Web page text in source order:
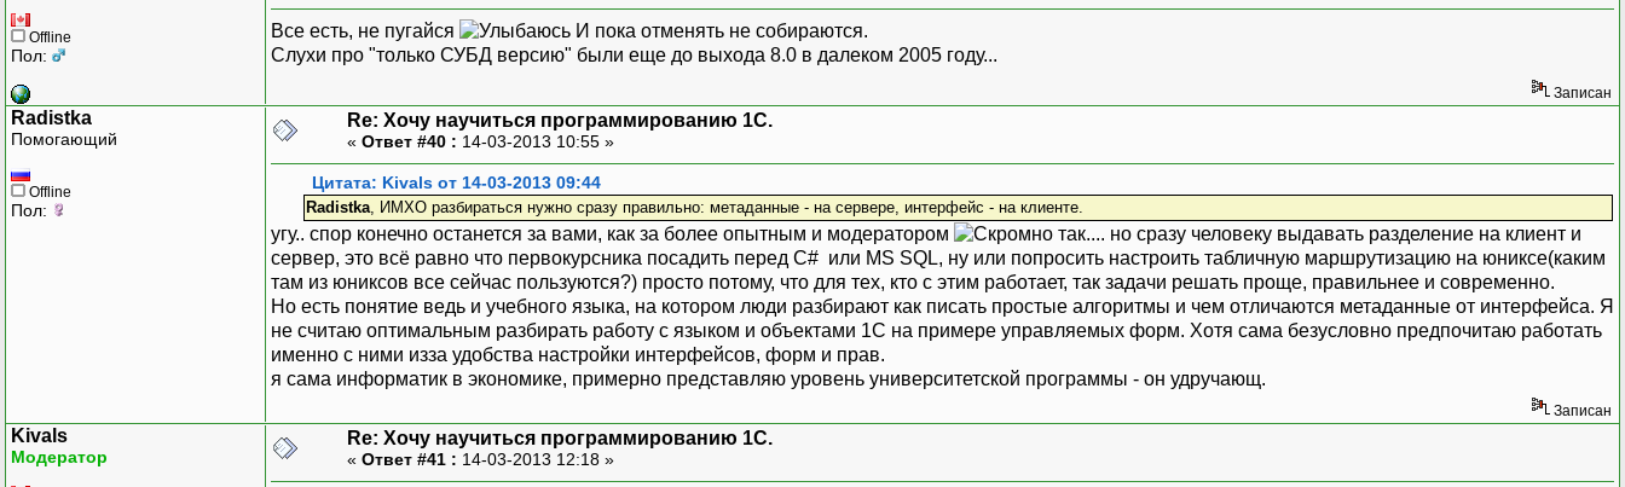
Offline
Пол:
Все есть, не пугайся
И пока отменять не собираются.
Слухи про "только СУБД версию" были еще до выхода 8.0 в далеком 2005 году...
Записан
Radistka
Помогающий
Offline
Пол:
Re: Хочу научиться программированию 1С.
« Ответ #40 : 14-03-2013 10:55 »
Цитата: Kivals от 14-03-2013 09:44
Radistka, ИМХО разбираться нужно сразу правильно: метаданные - на сервере, интерфейс - на клиенте.
угу.. спор конечно останется за вами, как за более опытным и модератором
. но сразу человеку выдавать разделение на клиент и
сервер, это всё равно что первокурсника посадить перед C# или MS SQL, ну или попросить настроить табличную маршрутизацию на юниксе(каким
там из юниксов все сейчас пользуются?) просто потому, что для тех, кто с этим работает, так задачи решать проще, правильнее и современно.
Но есть понятие ведь и учебного языка, на котором люди разбирают как писать простые алгоритмы и чем отличаются метаданные от интерфейса. Я
не считаю оптимальным разбирать работу с языком и объектами 1С на примере управляемых форм. Хотя сама безусловно предпочитаю работать
именно с ними изза удобства настройки интерфейсов, форм и прав.
я сама информатик в экономике, примерно представляю уровень университетской программы - он удручающ.
Записан
Kivals
Модератор
Re: Хочу научиться программированию 1С.
« Ответ #41 : 14-03-2013 12:18 »